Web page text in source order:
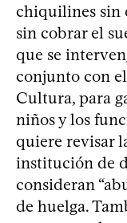
chiquilines sin
sin cobrar el
que se
conjunto con
Cultura, para
niños y los
quiere revisar
institución de
consideran
de huelga.